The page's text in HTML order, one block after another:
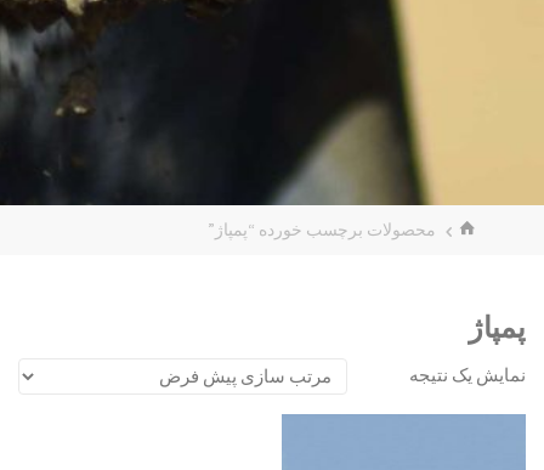
محصولات برچسب خورده “پمپاژ”
پمپاژ
نمایش یک نتیجه